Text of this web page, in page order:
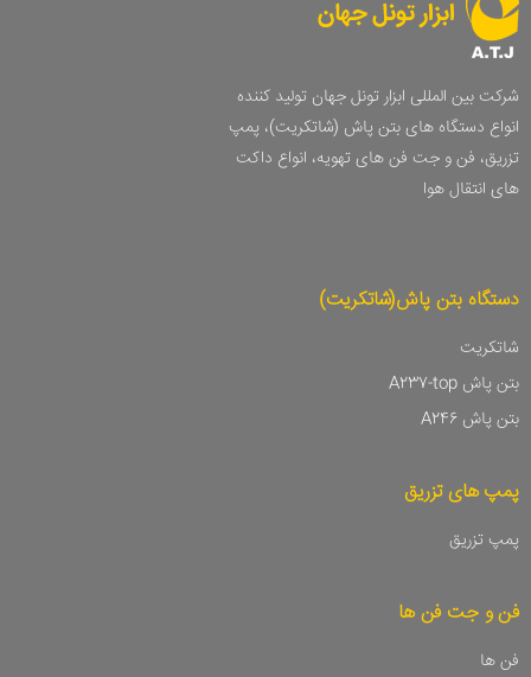
شرکت بین المللی ابزار تونل جهان تولید کننده
انواع دستگاه های بتن پاش (شاتکریت)، پمپ
تزریق، فن و جت فن های تهویه، انواع داکت
های انتقال هوا
دستگاه بتن پاش(شاتکریت)
شاتکریت
بتن پاش A237-top
بتن پاش A246
پمپ های تزریق
پمپ تزریق
فن و جت فن ها
فن ها